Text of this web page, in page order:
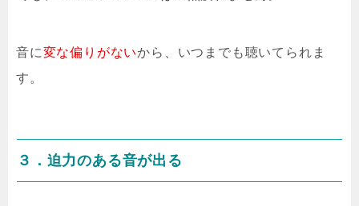
音に変な偏りがないから、いつまでも聴いてられま
す。
３．迫力のある音が出る